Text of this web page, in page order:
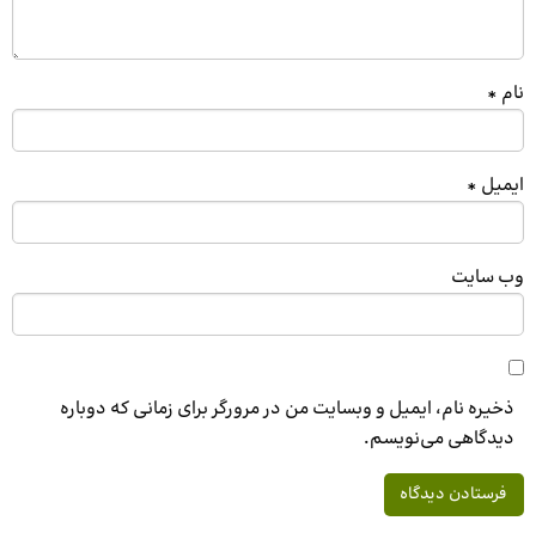
نام *
ایمیل *
وب‌ سایت
ذخیره نام، ایمیل و وبسایت من در مرورگر برای زمانی که دوباره
دیدگاهی می‌نویسم.